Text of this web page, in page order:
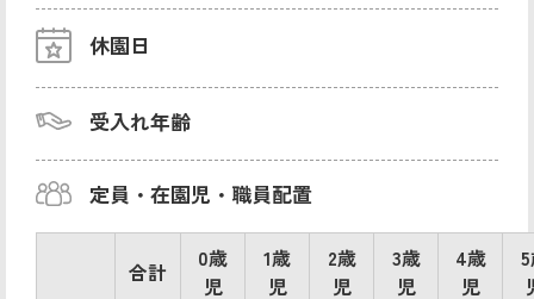
休園日
受入れ年齢
定員・在園児・職員配置
合計
0歳
児
1歳
児
2歳
児
3歳
児
4歳
児